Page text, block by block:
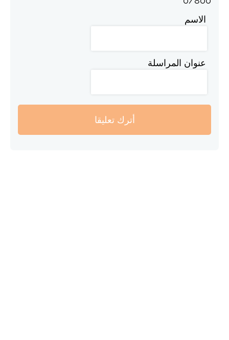
الاسم
عنوان المراسلة
أترك تعليقا